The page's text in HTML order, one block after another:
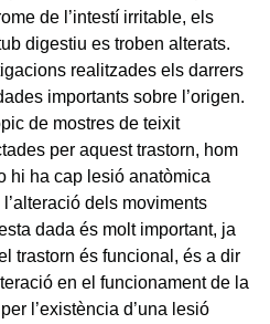
de l’intestí irritable, els
digestiu es troben alterats.
realitzades els darrers
importants sobre l’origen.
de mostres de teixit
per aquest trastorn, hom
hi ha cap lesió anatòmica
dels moviments
dada és molt important, ja
trastorn és funcional, és a dir
en el funcionament de la
l’existència d’una lesió